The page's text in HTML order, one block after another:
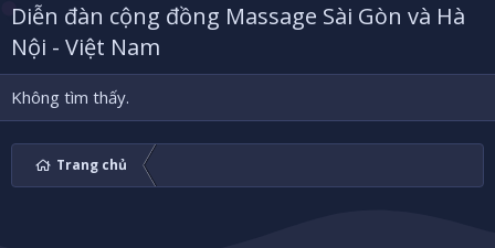
Diễn đàn cộng đồng Massage Sài Gòn và Hà
Nội - Việt Nam
Không tìm thấy.
Trang chủ